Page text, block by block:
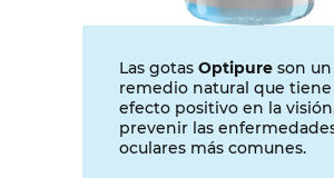
Las gotas Optipure son un
remedio natural que
efecto positivo en la
prevenir las
oculares más comunes.